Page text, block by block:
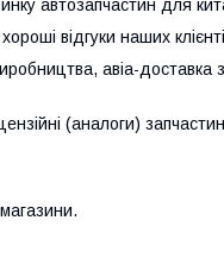
автозапчастин для
відгуки наших
авіа-
(аналоги)